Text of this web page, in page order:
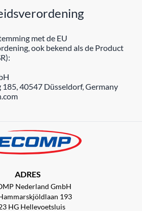
met de EU
ook bekend als de Product
40547 Düsseldorf, Germany
ADRES
Nederland GmbH
193
HG Hellevoetsluis